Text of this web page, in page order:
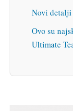
Novi
Ovo su
Ultimate